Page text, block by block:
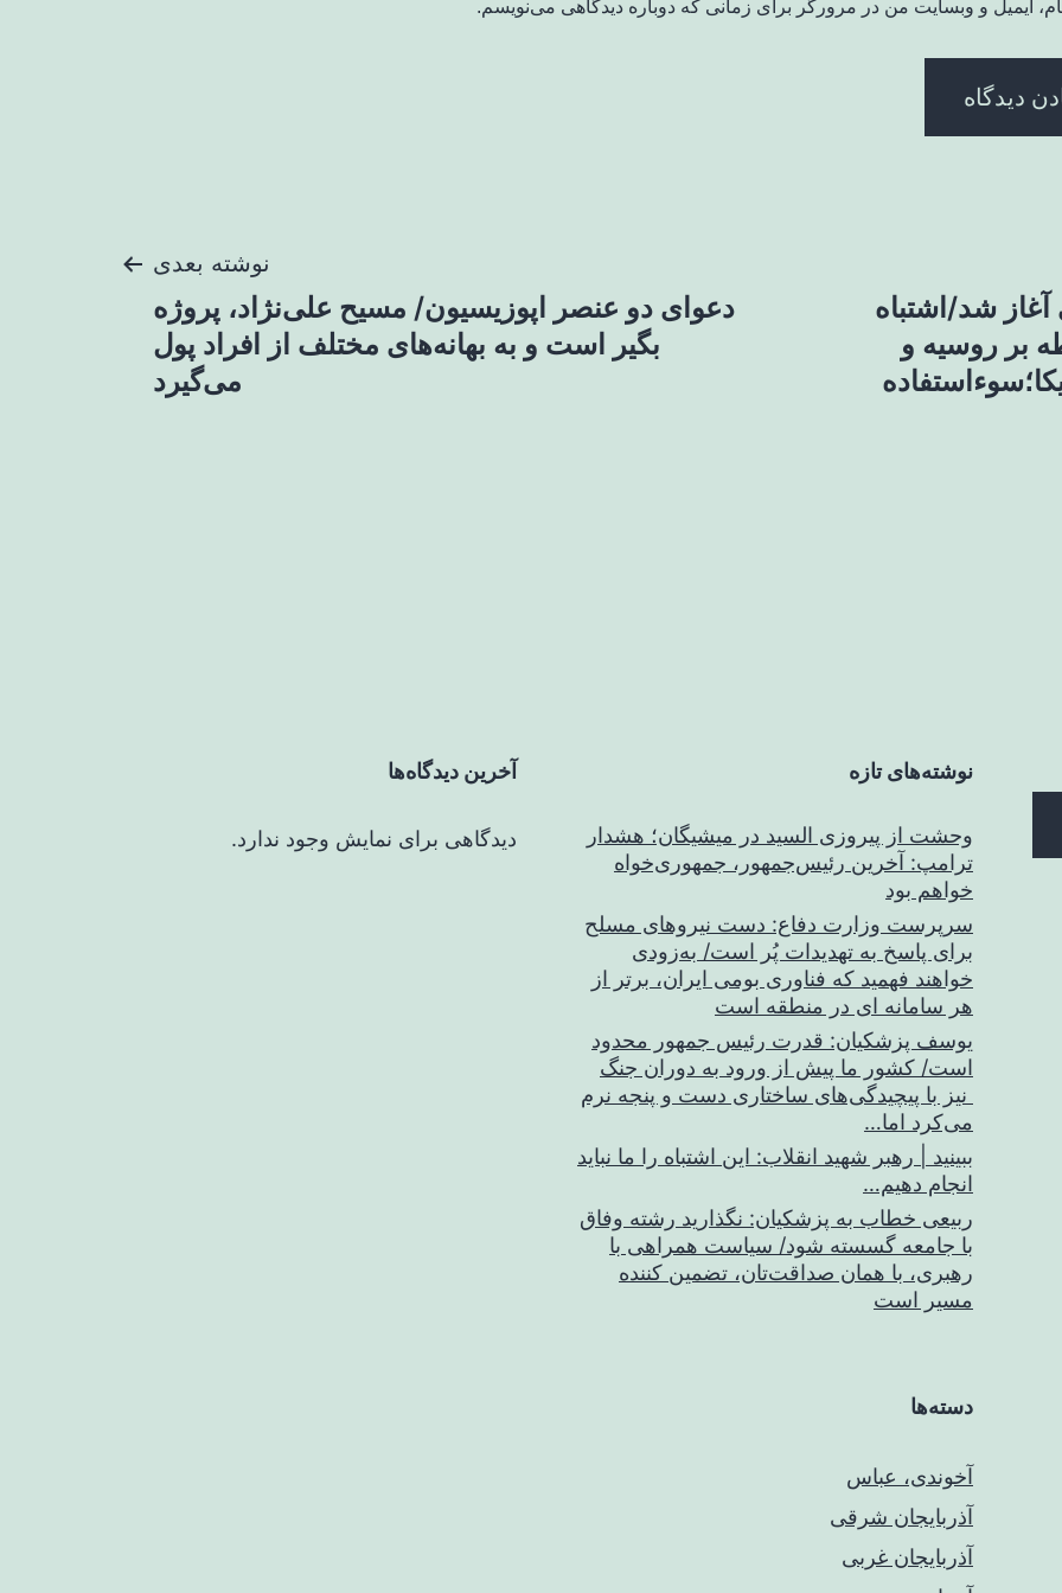
ایمیل و وبسایت من در مرورگر برای زمانی که دوباره دیدگاهی می‌نویسم.
شد/اشتباه
بر روسیه و
نوشته بعدی
دعوای دو عنصر اپوزیسیون/ مسیح علی‌نژاد، پروژه
بگیر است و به بهانه‌های مختلف از افراد پول
می‌گیرد
نوشته‌های تازه
وحشت از پیروزی السید در میشیگان؛ هشدار
ترامپ: آخرین رئیس‌جمهور، جمهوری‌خواه
خواهم بود
سرپرست وزارت دفاع: دست نیروهای مسلح
برای پاسخ به تهدیدات پُر است/ به‌زودی
خواهند فهمید که فناوری بومی ایران، برتر از
هر سامانه ای در منطقه است
یوسف پزشکیان: قدرت رئیس‌ جمهور محدود
است/ کشور ما پیش از ورود به دوران جنگ
نیز با پیچیدگی‌های ساختاری دست و پنجه نرم
می‌کرد اما…
ببینید | رهبر شهید انقلاب: این اشتباه را ما نباید
انجام دهیم…
ربیعی خطاب به پزشکیان: نگذارید رشته وفاق
با جامعه گسسته شود/ سیاست همراهی با
رهبری، با همان صداقت‌تان، تضمین کننده
مسیر است
آخرین دیدگاه‌ها
دیدگاهی برای نمایش وجود ندارد.
دسته‌ها
آخوندی، عباس
آذربایجان شرقی
آذربایجان غربی